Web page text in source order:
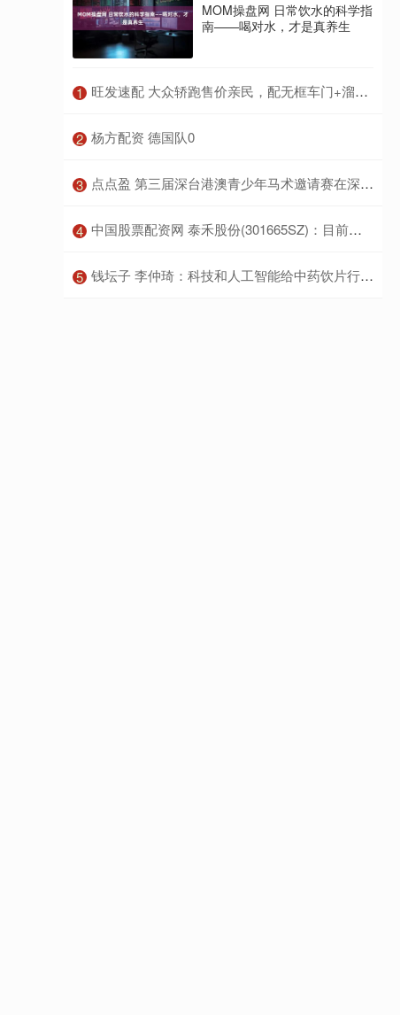
MOM操盘网 日常饮水的科学指
南——喝对水，才是真养生
1 ​旺发速配 大众轿跑售价亲民，配无框车门+溜背车身，搭EA888 20高功率引擎
2 ​杨方配资 德国队0
3 ​点点盈 第三届深台港澳青少年马术邀请赛在深启幕
4 ​中国股票配资网 泰禾股份(301665SZ)：目前没有针对蚊子幼虫的杀虫产品
5 ​钱坛子 李仲琦：科技和人工智能给中药饮片行业带来质的改变